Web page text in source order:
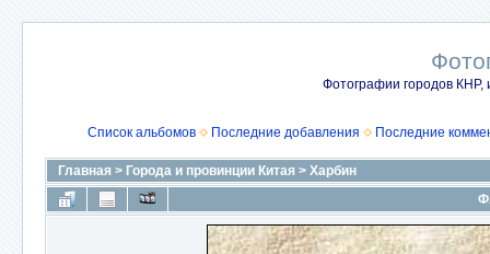
Фотографии городов КНР,
Список альбомов Последние добавления Последние
Главная > Города и провинции Китая > Харбин